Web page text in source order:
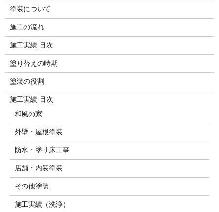
塗装について
施工の流れ
施工実績-目次
塗り替えの時期
塗装の役割
施工実績-目次
和風の家
外壁・屋根塗装
防水・塗り床工事
店舗・内装塗装
その他塗装
施工実績（洗浄）